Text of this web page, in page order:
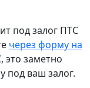
под залог ПТС
через форму на
это заметно
под ваш залог.